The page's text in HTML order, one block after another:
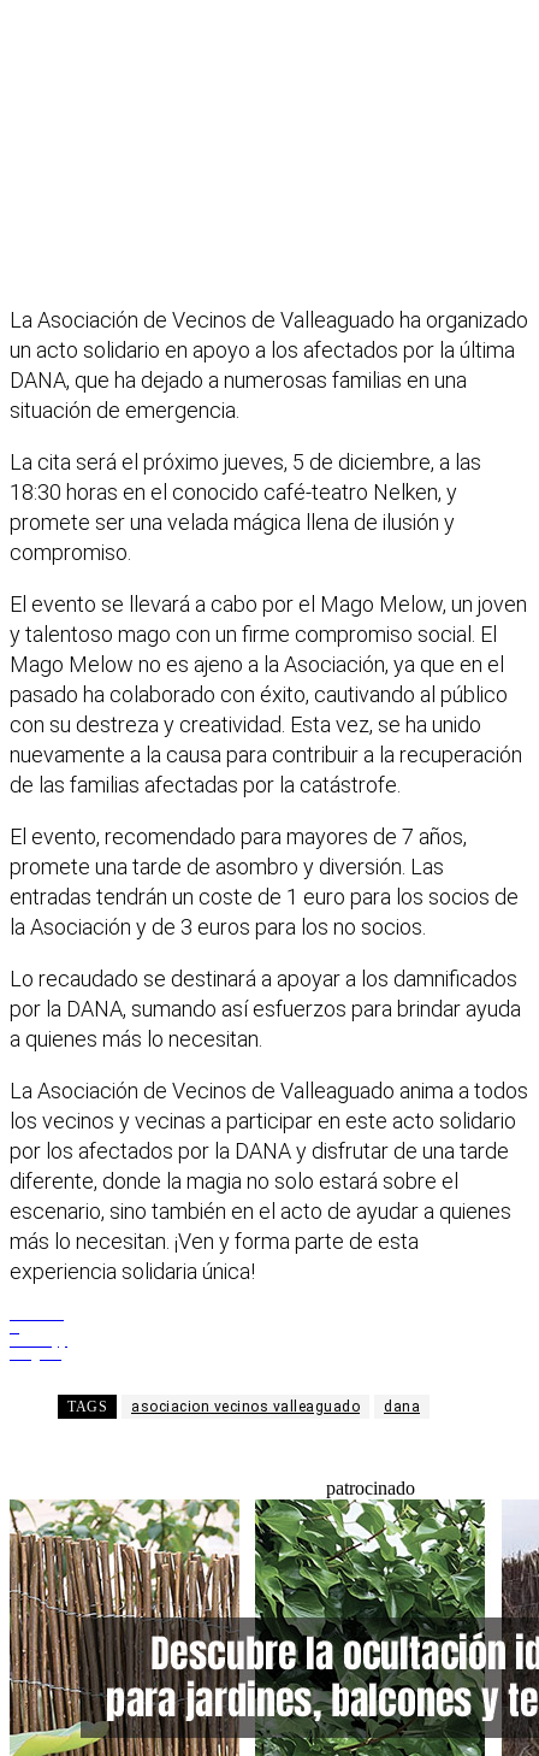
La Asociación de Vecinos de Valleaguado ha organizado
un acto solidario en apoyo a los afectados por la última
DANA, que ha dejado a numerosas familias en una
situación de emergencia.
La cita será el próximo jueves, 5 de diciembre, a las
18:30 horas en el conocido café-teatro Nelken, y
promete ser una velada mágica llena de ilusión y
compromiso.
El evento se llevará a cabo por el Mago Melow, un joven
y talentoso mago con un firme compromiso social. El
Mago Melow no es ajeno a la Asociación, ya que en el
pasado ha colaborado con éxito, cautivando al público
con su destreza y creatividad. Esta vez, se ha unido
nuevamente a la causa para contribuir a la recuperación
de las familias afectadas por la catástrofe.
El evento, recomendado para mayores de 7 años,
promete una tarde de asombro y diversión. Las
entradas tendrán un coste de 1 euro para los socios de
la Asociación y de 3 euros para los no socios.
Lo recaudado se destinará a apoyar a los damnificados
por la DANA, sumando así esfuerzos para brindar ayuda
a quienes más lo necesitan.
La Asociación de Vecinos de Valleaguado anima a todos
los vecinos y vecinas a participar en este acto solidario
por los afectados por la DANA y disfrutar de una tarde
diferente, donde la magia no solo estará sobre el
escenario, sino también en el acto de ayudar a quienes
más lo necesitan. ¡Ven y forma parte de esta
experiencia solidaria única!
TAGS asociacion vecinos valleaguado dana
patrocinado